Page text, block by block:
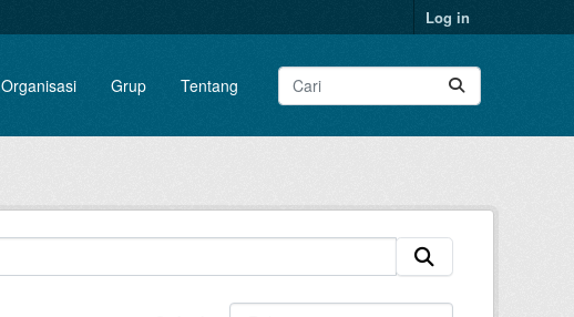
Log in
Organisasi Grup Tentang